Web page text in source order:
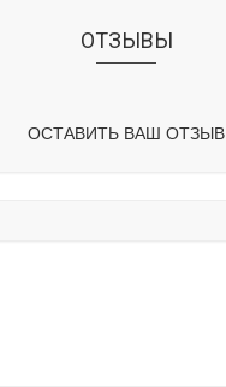
ОТЗЫВЫ
ОСТАВИТЬ ВАШ ОТЗЫВ